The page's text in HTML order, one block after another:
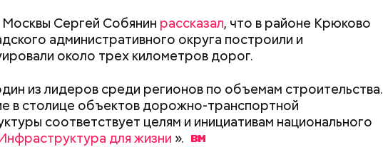
Сергей Собянин рассказал, что в районе Крюково
административного округа построили и
около трех километров дорог.
из лидеров среди регионов по объемам строительства.
в столице объектов дорожно-транспортной
соответствует целям и инициативам национального
для жизни ».
царит идеальная чистота. От белоснежных халатов
немного рябит в глазах. Мы находимся в главном
цехе. Сотрудники присвоили ему говорящий номер
падает на большие машины, поставленные вряд.
изготавливают платы.
затем — Девичье поле. В программу мероприятий входили
выступления, но и комические пьесы, кукольные
и многое другое.